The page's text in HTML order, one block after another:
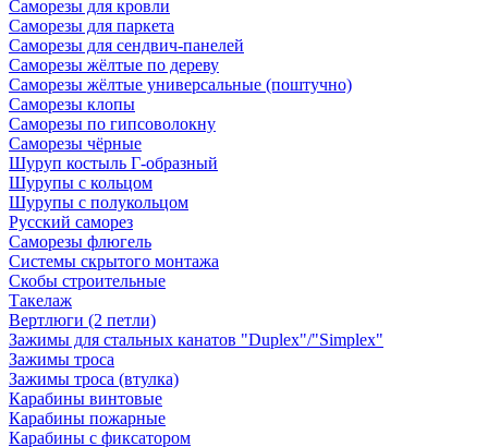
Саморезы для кровли
Саморезы для паркета
Саморезы для сендвич-панелей
Саморезы жёлтые по дереву
Саморезы жёлтые универсальные (поштучно)
Саморезы клопы
Саморезы по гипсоволокну
Саморезы чёрные
Шуруп костыль Г-образный
Шурупы с кольцом
Шурупы с полукольцом
Русский саморез
Саморезы флюгель
Системы скрытого монтажа
Скобы строительные
Такелаж
Вертлюги (2 петли)
Зажимы для стальных канатов "Duplex"/"Simplex"
Зажимы троса
Зажимы троса (втулка)
Карабины винтовые
Карабины пожарные
Карабины с фиксатором